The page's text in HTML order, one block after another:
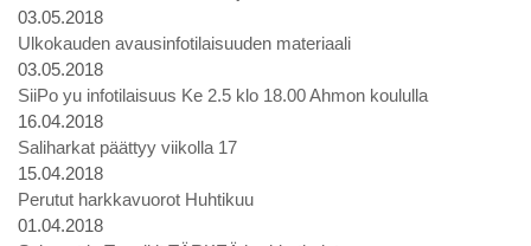
03.05.2018
Ulkokauden avausinfotilaisuuden materiaali
03.05.2018
SiiPo yu infotilaisuus Ke 2.5 klo 18.00 Ahmon koululla
16.04.2018
Saliharkat päättyy viikolla 17
15.04.2018
Perutut harkkavuorot Huhtikuu
01.04.2018